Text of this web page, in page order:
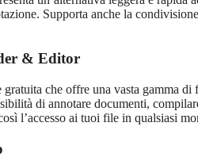
Supporta anche la
& Editor
gratuita che offre una vasta gamma
di annotare documenti,
l’accesso ai tuoi file in qualsiasi